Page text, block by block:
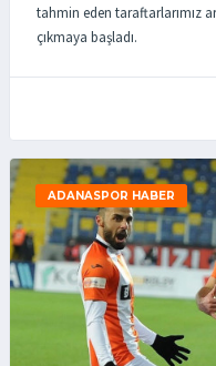
tahmin eden taraftarlarımız
çıkmaya başladı.
ADANASPOR HABER